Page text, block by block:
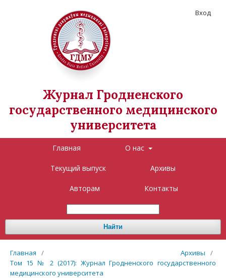
Журнал Гродненского
государственного медицинского
университета
Главная О нас
Текущий выпуск Архивы
Авторам Контакты
Найти
Вход
Главная / Архивы
/
Том 15 № 2 (2017): Журнал Гродненского государственного
медицинского университета